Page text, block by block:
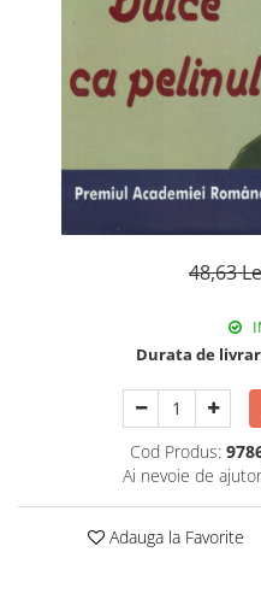
48,63
Durata de
Cod Produs:
Ai nevoie de
Adauga la Favorite